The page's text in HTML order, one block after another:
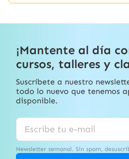
¡Mantente al día
cursos, talleres y
Suscríbete a nuestro
todo lo nuevo que tenemos
disponible.
Newsletter semanal. Sin spam,